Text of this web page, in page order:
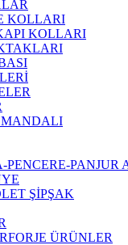
KOLLARI
KOLLARI
PENCERE-PANJUR
ŞİPŞAK
ÜRÜNLER